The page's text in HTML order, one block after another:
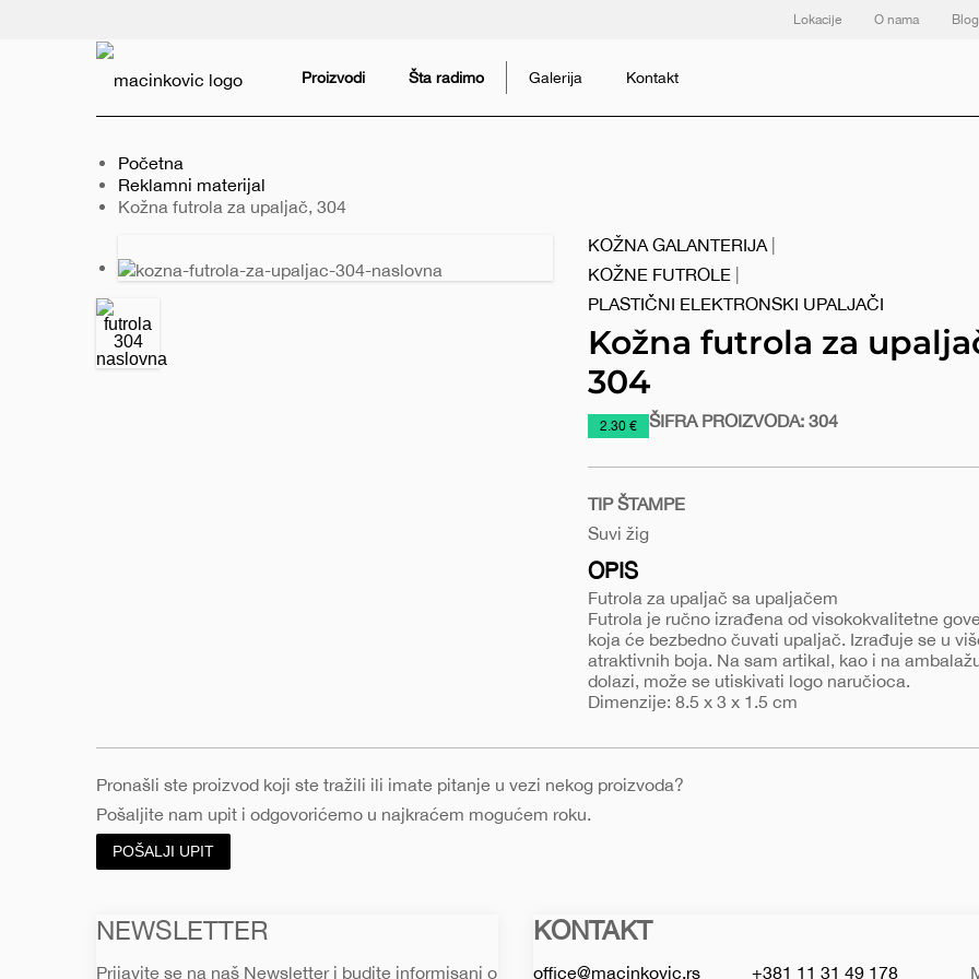
Lokacije O nama Blog
Proizvodi Šta radimo Galerija Kontakt
Početna
Reklamni materijal
Trenutno:
Kožna futrola za upaljač, 304
Prethodni
slajd
Sledeći
slajd
KOŽNA GALANTERIJA
KOŽNE FUTROLE
PLASTIČNI ELEKTRONSKI UPALJAČI
Kožna futrola za
304
https://www.macinkovic.rs/reklamni-
za-
upaljac-
2.30 € ŠIFRA PROIZVODA: 304
TIP ŠTAMPE
Suvi žig
OPIS
Futrola za upaljač sa upaljačem
Futrola je ručno izrađena od visokokvalitetne
koja će bezbedno čuvati upaljač. Izrađuje se u
atraktivnih boja. Na sam artikal, kao i na
dolazi, može se utiskivati logo naručioca.
Dimenzije: 8.5 x 3 x 1.5 cm
Pronašli ste proizvod koji ste tražili ili imate pitanje u vezi nekog proizvoda?
Pošaljite nam upit i odgovorićemo u najkraćem mogućem roku.
POŠALJI UPIT
NEWSLETTER
Prijavite se na naš Newsletter i budite informisani o
Macinkovic
Macinkovic
https://www.macinkovic.rs/wp-
KONTAKT
office@macinkovic.rs +381 11 31 49 178